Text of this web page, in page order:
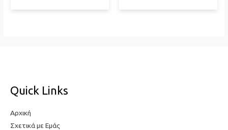
was:
τιμή
Quick Links
Αρχική
Σχετικά με Εμάς